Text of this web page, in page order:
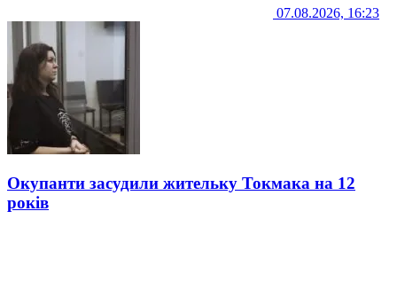
07.08.2026, 16:23
Окупанти засудили жительку Токмака на 12
років